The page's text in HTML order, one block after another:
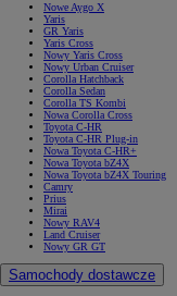
Nowe Aygo X
Yaris
GR Yaris
Yaris Cross
Nowy Yaris Cross
Nowy Urban Cruiser
Corolla Hatchback
Corolla Sedan
Corolla TS Kombi
Nowa Corolla Cross
Toyota C-HR
Toyota C-HR Plug-in
Nowa Toyota C-HR+
Nowa Toyota bZ4X
Nowa Toyota bZ4X Touring
Camry
Prius
Mirai
Nowy RAV4
Land Cruiser
Nowy GR GT
Samochody dostawcze